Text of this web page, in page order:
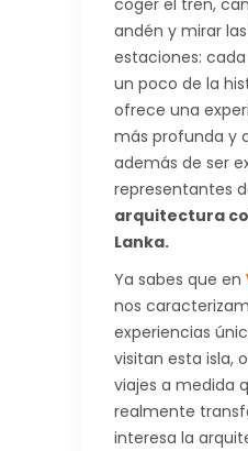
coger el tren,
andén y mirar
estaciones:
un poco de la
ofrece una
más profunda y
además de ser
representantes
arquitectura
Lanka.
Ya sabes que en
nos
experiencias
visitan esta isla,
viajes a medida
realmente
interesa la